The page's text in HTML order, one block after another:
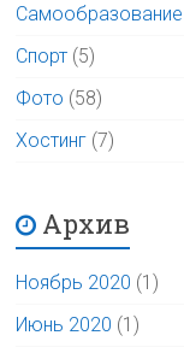
Самообразование
Спорт (5)
Фото (58)
Хостинг (7)
Архив
Ноябрь 2020 (1)
Июнь 2020 (1)